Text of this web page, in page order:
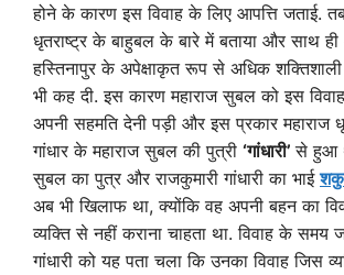
होने के कारण इस विवाह के लिए आपत्ति जताई. तब
धृतराष्ट्र के बाहुबल के बारे में बताया और साथ
हस्तिनापुर के अपेक्षाकृत रूप से अधिक शक्तिशाली
भी कह दी. इस कारण महाराज सुबल को इस
अपनी सहमति देनी पड़ी और इस प्रकार महाराज
गांधार के महाराज सुबल की पुत्री ‘गांधारी’से हुआ
सुबल का पुत्र और राजकुमारी गांधारी का भाई
अब भी खिलाफ था, क्योंकि वह अपनी बहन का
व्यक्ति से नहीं कराना चाहता था. विवाह के समय
गांधारी को यह पता चला कि उनका विवाह जिस